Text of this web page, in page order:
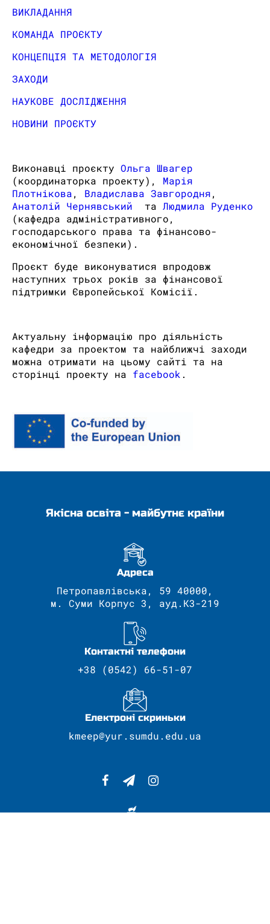
ВИКЛАДАННЯ
КОМАНДА ПРОЄКТУ
КОНЦЕПЦІЯ ТА МЕТОДОЛОГІЯ
ЗАХОДИ
НАУКОВЕ ДОСЛІДЖЕННЯ
НОВИНИ ПРОЄКТУ
Виконавці проєкту Ольга Швагер
(координаторка проекту), Марія
Плотнікова, Владислава Завгородня,
Анатолій Чернявський
та Людмила Руденко
(кафедра адміністративного,
господарського права та фінансово-
економічної безпеки).
Проєкт буде виконуватися впродовж
наступних трьох років за фінансової
підтримки Європейської Комісії.
Актуальну інформацію про діяльність
кафедри за проектом та найближчі заходи
можна отримати на цьому сайті та на
сторінці проекту на facebook .
Якісна освіта - майбутнє країни
Адреса
Петропавлівська, 59 40000,
м. Суми Корпус 3, ауд.К3-219
Контактні телефони
+38 (0542) 66-51-07
Електроні скриньки
kmeep@yur.sumdu.edu.ua